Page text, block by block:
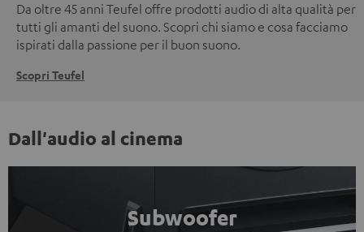
Da oltre 45 anni Teufel offre prodotti audio di alta qualità per
tutti gli amanti del suono. Scopri chi siamo e cosa facciamo
ispirati dalla passione per il buon suono.
Scopri Teufel
Dall'audio al cinema
Subwoofer